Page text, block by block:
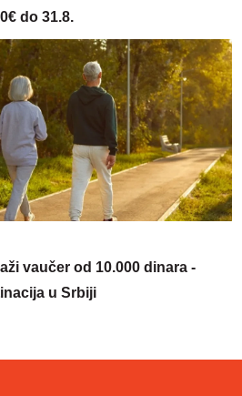
do 31.8.
vaučer od 10.000 dinara -
u Srbiji